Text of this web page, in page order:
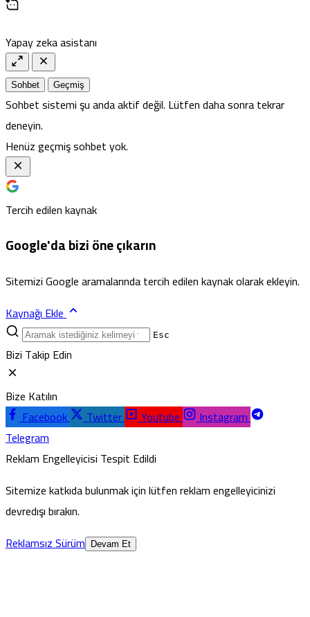
Yapay zeka asistanı
Sohbet Geçmiş
Sohbet sistemi şu anda aktif değil. Lütfen daha sonra tekrar
deneyin.
Henüz geçmiş sohbet yok.
Tercih edilen kaynak
Google'da bizi öne çıkarın
Sitemizi Google aramalarında tercih edilen kaynak olarak ekleyin.
Kaynağı Ekle
Esc
Bizi Takip Edin
Bize Katılın
Facebook
Twitter Youtube
Instagram
Telegram
Reklam Engelleyicisi Tespit Edildi
Sitemize katkıda bulunmak için lütfen reklam engelleyicinizi
devredışı bırakın.
Reklamsız Sürüm Devam Et